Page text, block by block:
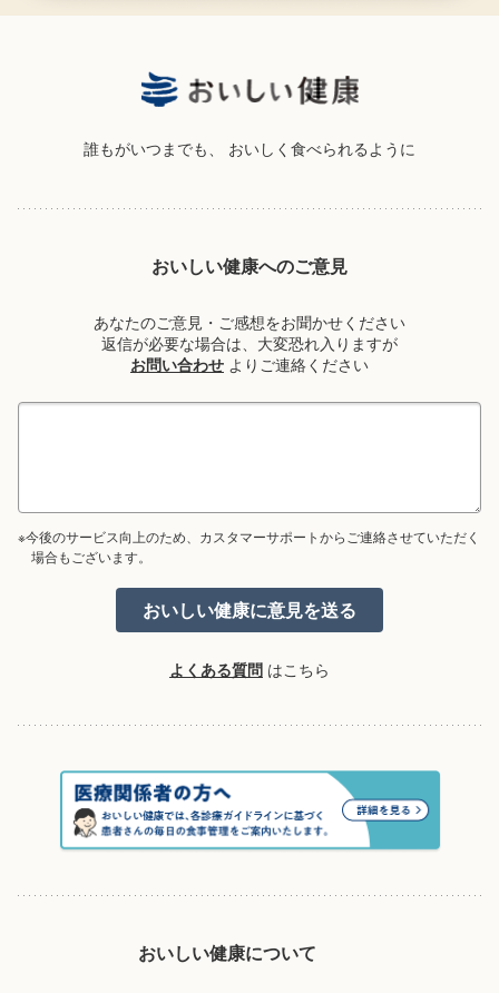
誰もがいつまでも、 おいしく食べられるように
おいしい健康へのご意見
あなたのご意見・ご感想をお聞かせください
返信が必要な場合は、大変恐れ入りますが
お問い合わせ よりご連絡ください
※今後のサービス向上のため、カスタマーサポートからご連絡させていただく
場合もございます。
よくある質問 はこちら
おいしい健康について